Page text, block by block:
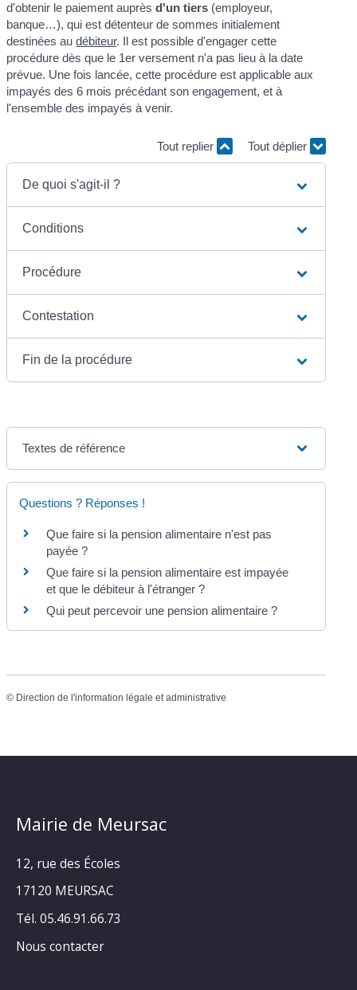
d'obtenir le paiement auprèsd'un tiers (employeur,
banque…), qui est détenteur de sommes initialement
destinées audébiteur. Il est possible d'engager cette
procédure dès que le 1er versement n'a pas lieu à la date
prévue. Une fois lancée, cette procédure est applicable aux
impayés des 6 mois précédant son engagement, et à
l'ensemble des impayés à venir.
Tout replier Tout déplier
De quoi s'agit-il ?
Conditions
Procédure
Contestation
Fin de la procédure
Textes de référence
Questions ? Réponses !
Que faire si la pension alimentaire n'est pas
payée ?
Que faire si la pension alimentaire est impayée
et que le débiteur à l'étranger ?
Qui peut percevoir une pension alimentaire ?
© Direction de l'information légale et administrative
Mairie de Meursac
12, rue des Écoles
17120 MEURSAC
Tél. 05.46.91.66.73
Nous contacter